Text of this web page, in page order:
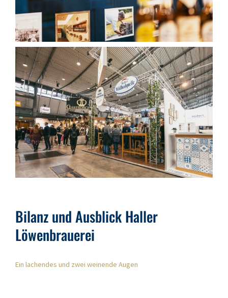
Bilanz und Ausblick Haller
Löwenbrauerei
Ein lachendes und zwei weinende Augen